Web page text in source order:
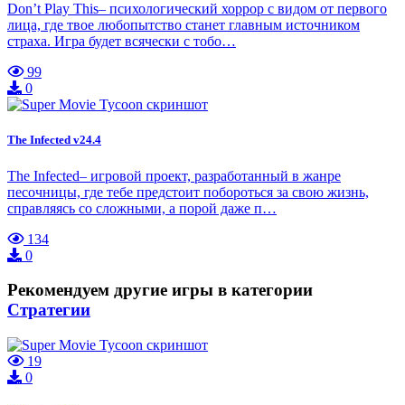
Don’t Play This– психологический хоррор с видом от первого
лица, где твое любопытство станет главным источником
страха. Игра будет всячески с тобо…
99
0
The Infected v24.4
The Infected– игровой проект, разработанный в жанре
песочницы, где тебе предстоит побороться за свою жизнь,
справляясь со сложными, а порой даже п…
134
0
Рекомендуем другие игры в категории
Стратегии
19
0